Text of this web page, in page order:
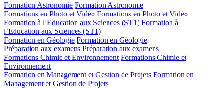
Formation Astronomie Formation Astronomie
Formations en Photo et Vidéo Formations en Photo et Vidéo
Formation à l’Education aux Sciences (ST1) Formation à
l’Education aux Sciences (ST1)
Formation en Géologie Formation en Géologie
Préparation aux examens Préparation aux examens
Formations Chimie et Environnement Formations Chimie et
Environnement
Formation en Management et Gestion de Projets Formation en
Management et Gestion de Projets